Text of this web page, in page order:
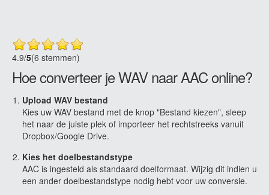
4.9/5(6 stemmen)
Hoe converteer je WAV naar AAC online?
Upload WAV bestand
Kies uw WAV bestand met de knop "Bestand kiezen", sleep
het naar de juiste plek of importeer het rechtstreeks vanuit
Dropbox/Google Drive.
Kies het doelbestandstype
AAC is ingesteld als standaard doelformaat. Wijzig dit indien u
een ander doelbestandstype nodig hebt voor uw conversie.